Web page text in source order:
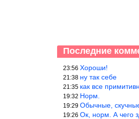
Последние
23:56 Хороши!
21:38 ну так себе
21:35 как все
19:32 Норм.
19:29 Обычные,
19:26 Ок, норм. А чего